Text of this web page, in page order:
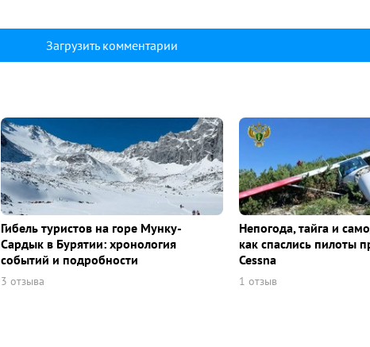
Загрузить комментарии
Гибель туристов на горе Мунку-
Сардык в Бурятии: хронология
событий и подробности
3 отзыва
Непогода, тайга и
как спаслись пилоты
Cessna
1 отзыв